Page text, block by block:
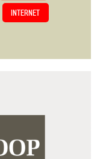
INTERNET